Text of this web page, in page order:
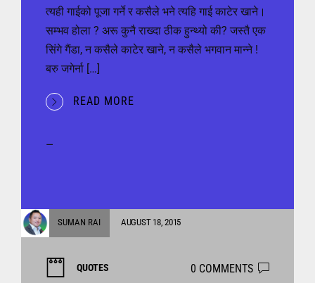
त्यही गाईको पूजा गर्ने र कसैले भने त्यहि गाई काटेर खाने।
सम्भव होला ? अरू कुनै राख्दा ठीक हुन्थ्यो की? जस्तै एक
सिंगे गैंडा, न कसैले काटेर खाने, न कसैले भगवान मान्ने !
बरु जगेर्ना […]
READ MORE
—
SUMAN RAI AUGUST 18, 2015
QUOTES 0 COMMENTS